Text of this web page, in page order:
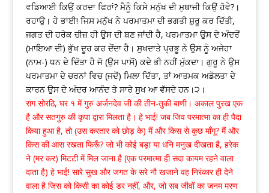
ਵਡਿਆਈ ਕਿਉਂ ਕਰਦਾ ਫਿਰਾਂ? ਮੈਨੂੰ ਕਿਸੇ ਮਨੁੱਖ ਦੀ ਮੁਥਾਜੀ ਕਿਉਂ ਹੋਵੇ?।
ਰਹਾਉ। ਹੇ ਭਾਈ! ਜਿਸ ਮਨੁੱਖ ਨੇ ਪਰਮਾਤਮਾ ਦੀ ਭਗਤੀ ਸ਼ੁਰੂ ਕਰ ਦਿੱਤੀ,
ਜਗਤ ਦੀ ਹਰੇਕ ਚੀਜ਼ ਹੀ ਉਸ ਦੀ ਬਣ ਜਾਂਦੀ ਹੈ, ਪਰਮਾਤਮਾ ਉਸ ਦੇ ਅੰਦਰੋਂ
(ਮਾਇਆ ਦੀ) ਭੁੱਖ ਦੂਰ ਕਰ ਦੇਂਦਾ ਹੈ। ਸੁਖਦਾਤੇ ਪ੍ਰਭੂ ਨੇ ਉਸ ਨੂੰ ਅਜੇਹਾ
(ਨਾਮ-) ਧਨ ਦੇ ਦਿੱਤਾ ਹੈ ਜੋ (ਉਸ ਪਾਸੋਂ) ਕਦੇ ਭੀ ਨਹੀਂ ਮੁੱਕਦਾ। ਗੁਰੂ ਨੇ ਉਸ
ਪਰਮਾਤਮਾ ਦੇ ਚਰਨਾਂ ਵਿਚ (ਜਦੋਂ) ਮਿਲਾ ਦਿੱਤਾ, ਤਾਂ ਆਤਮਕ ਅਡੋਲਤਾ ਦੇ
ਕਾਰਨ ਉਸ ਦੇ ਅੰਦਰ ਆਨੰਦ ਤੇ ਸਾਰੇ ਸੁਖ ਆ ਵੱਸਦੇ ਹਨ।੨।
राग सोरठि, घर १ में गुरु अर्जनदेव जी की तीन-तुकी बाणी। अकाल पुरख एक
है और सतगुरु की कृपा द्वारा मिलता है। हे भाई! जब जिव परमात्मा का ही पैदा
किया हुआ है, तो (उस करतार को छोड़ के) मैं और किस से कुछ माँगू? मैं और
किस की आस रखता फिरूँ? जो भी कोई बड़ा या धनि मनुख दीखता है, हरेक
ने (मर कर) मिटटी में मिल जाना है (एक परमात्मा ही सदा कायम रहने वाला
दाता है) हे भाई! सारे सुख और जगत के सरे नौ खजाने वह निरंकार ही देने
वाला है जिस को किसी का कोई डर नहीं, और, जो सब जीवों का जनम मरण